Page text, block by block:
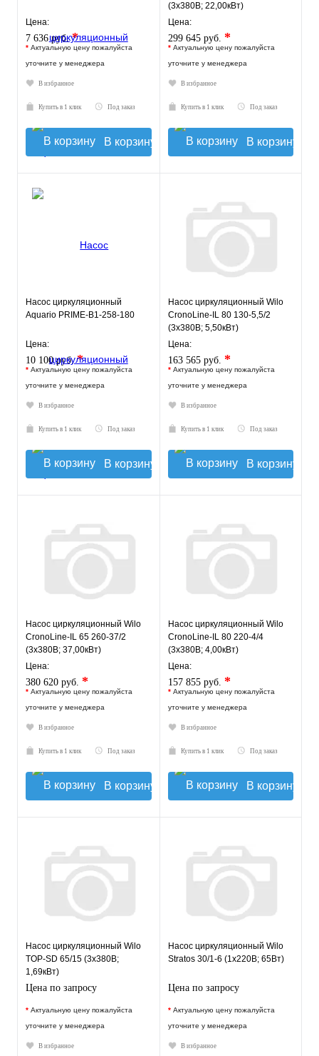
Цена:
7 636 руб.*
* Актуальную цену пожалуйста
уточните у менеджера
В избранное
Купить в 1 клик Под заказ
В корзину
(3х380В; 22,00кВт)
Цена:
299 645 руб. *
* Актуальную цену пожалуйста
уточните у менеджера
В избранное
Купить в 1 клик Под заказ
В корзину
Насос циркуляционный
Aquario PRIME-B1-258-180
Цена:
10 100 руб.*
* Актуальную цену пожалуйста
уточните у менеджера
В избранное
Купить в 1 клик Под заказ
В корзину
Насос циркуляционный Wilo
CronoLine-IL 80 130-5,5/2
(3х380В; 5,50кВт)
Цена:
163 565 руб. *
* Актуальную цену пожалуйста
уточните у менеджера
В избранное
Купить в 1 клик Под заказ
В корзину
Насос циркуляционный Wilo
CronoLine-IL 65 260-37/2
(3х380В; 37,00кВт)
Цена:
380 620 руб. *
* Актуальную цену пожалуйста
уточните у менеджера
В избранное
Купить в 1 клик Под заказ
В корзину
Насос циркуляционный Wilo
CronoLine-IL 80 220-4/4
(3х380В; 4,00кВт)
Цена:
157 855 руб. *
* Актуальную цену пожалуйста
уточните у менеджера
В избранное
Купить в 1 клик Под заказ
В корзину
Насос циркуляционный Wilo
TOP-SD 65/15 (3х380В;
1,69кВт)
Цена по запросу
* Актуальную цену пожалуйста
уточните у менеджера
В избранное
Насос циркуляционный Wilo
Stratos 30/1-6 (1х220В; 65Вт)
Цена по запросу
* Актуальную цену пожалуйста
уточните у менеджера
В избранное